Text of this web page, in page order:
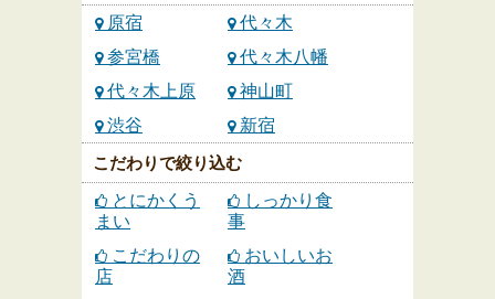
原宿
代々木
参宮橋
代々木八幡
代々木上原
神山町
渋谷
新宿
こだわりで絞り込む
とにかくう
まい
しっかり食
事
こだわりの
店
おいしいお
酒